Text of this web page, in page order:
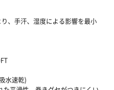
、手汗、湿度による影響を最小
水速乾)